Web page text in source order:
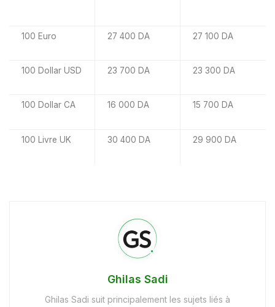
100 Euro 27 400 DA 27 100 DA
100 Dollar USD 23 700 DA 23 300 DA
100 Dollar CA 16 000 DA 15 700 DA
100 Livre UK 30 400 DA 29 900 DA
Ghilas Sadi
Ghilas Sadi suit principalement les sujets liés à